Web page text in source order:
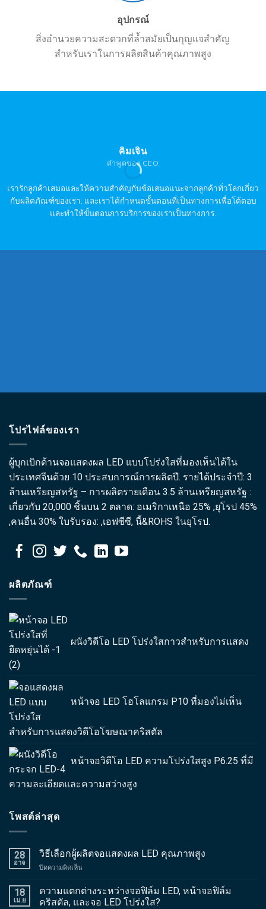
อุปกรณ์
สิ่งอำนวยความสะดวกที่ล้ำสมัยเป็นกุญแจสำคัญ
สำหรับเราในการผลิตสินค้าคุณภาพสูง
คิมเจิน
คำพูดของ CEO
เรารักลูกค้าเสมอและให้ความสำคัญกับข้อเสนอแนะจากลูกค้าทั่วโลกเกี่ยว
กับผลิตภัณฑ์ของเรา. และเราได้กำหนดขั้นตอนที่เป็นทางการเพื่อโต้ตอบ
และทำให้ขั้นตอนการบริการของเราเป็นทางการ.
โปรไฟล์ของเรา
ผู้บุกเบิกด้านจอแสดงผล LED แบบโปร่งใสที่มองเห็นได้ใน
ประเทศจีนด้วย 10 ประสบการณ์การผลิตปี. รายได้ประจำปี: 3
ล้านเหรียญสหรัฐ – การผลิตรายเดือน 3.5 ล้านเหรียญสหรัฐ :
เกี่ยวกับ 20,000 ชิ้นบน 2 ตลาด: อเมริกาเหนือ 25% ,ยุโรป 45%
,คนอื่น 30% ใบรับรอง: ,เอฟซีซี, นี้&ROHS ในยุโรป.
ผลิตภัณฑ์
ผนังวิดีโอ LED โปร่งใสกาวสำหรับการแสดง
หน้าจอ LED โฮโลแกรม P10 ที่มองไม่เห็น
สำหรับการแสดงวิดีโอโฆษณาคริสตัล
หน้าจอวิดีโอ LED ความโปร่งใสสูง P6.25 ที่มี
ความละเอียดและความสว่างสูง
โพสต์ล่าสุด
28
อาจ
วิธีเลือกผู้ผลิตจอแสดงผล LED คุณภาพสูง
ปิดความคิดเห็น
เลือก
18
เม.ย
ความแตกต่างระหว่างจอฟิล์ม LED, หน้าจอฟิล์ม
คริสตัล, และจอ LED โปร่งใส?